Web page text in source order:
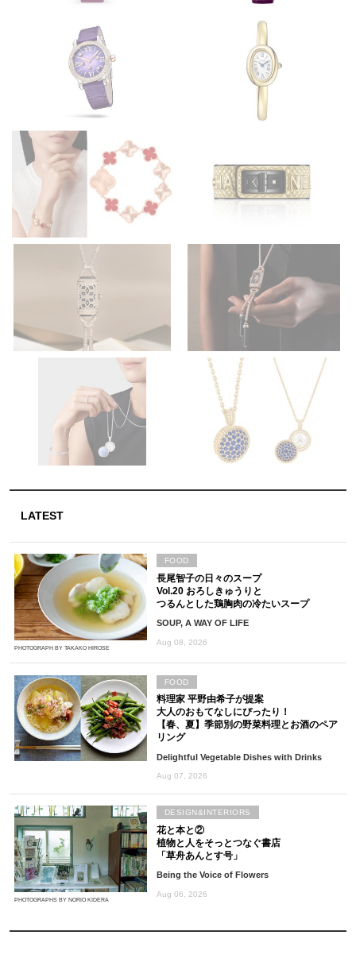
LATEST
PHOTOGRAPH BY TAKAKO HIROSE
長尾智子の日々のスープ
Vol.20 おろしきゅうりと
つるんとした鶏胸肉の冷たいスープ
SOUP, A WAY OF LIFE
Aug 08, 2026
FOOD
料理家 平野由希子が提案
大人のおもてなしにぴったり！
【春、夏】季節別の野菜料理とお酒のペア
リング
Delightful Vegetable Dishes with Drinks
Aug 07, 2026
FOOD
PHOTOGRAPHS BY NORIO KIDERA
花と本と②
植物と人をそっとつなぐ書店
「草舟あんとす号」
Being the Voice of Flowers
Aug 06, 2026
DESIGN&INTERIORS